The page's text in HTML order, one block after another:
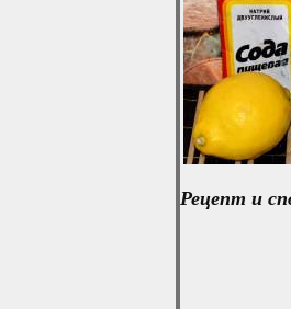
Рецепт и